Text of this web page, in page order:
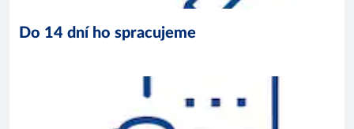
Do 14 dní ho spracujeme